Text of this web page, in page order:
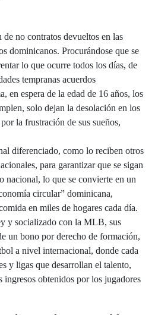
no contratos devueltos en las
dominicanos. Procurándose que se
lo que ocurre todos los días, de
tempranas acuerdos
en espera de la edad de 16 años, los
solo dejan la desolación en los
la frustración de sus sueños,
diferenciado, como lo reciben otros
para garantizar que se sigan
nacional, lo que se convierte en un
circular” dominicana,
en miles de hogares cada día.
y socializado con la MLB, sus
un bono por derecho de formación,
a nivel internacional, donde cada
y ligas que desarrollan el talento,
ingresos obtenidos por los jugadores